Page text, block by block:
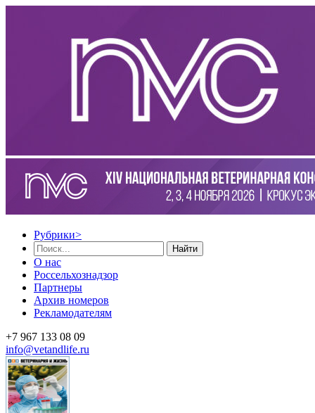
Рубрики>
Найти
О нас
Россельхознадзор
Партнеры
Архив номеров
Рекламодателям
+7 967 133 08 09
info@vetandlife.ru